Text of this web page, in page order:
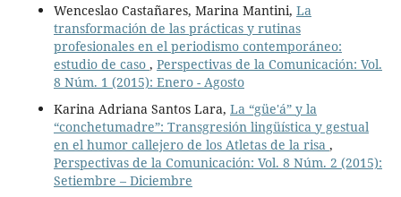
Wenceslao Castañares, Marina Mantini, La
transformación de las prácticas y rutinas
profesionales en el periodismo contemporáneo:
estudio de caso , Perspectivas de la Comunicación: Vol.
8 Núm. 1 (2015): Enero - Agosto
Karina Adriana Santos Lara, La “güe'á” y la
“conchetumadre”: Transgresión lingüística y gestual
en el humor callejero de los Atletas de la risa ,
Perspectivas de la Comunicación: Vol. 8 Núm. 2 (2015):
Setiembre – Diciembre